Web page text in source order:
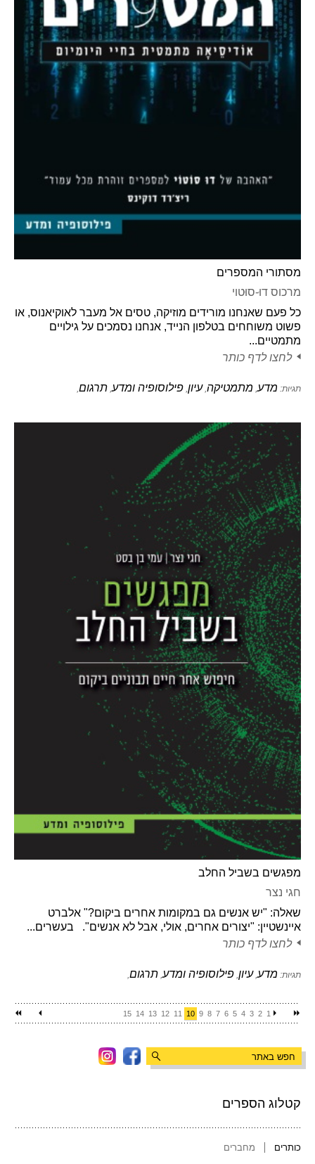
קטלוג הספרים
כותרים מחברים
מסתורי המספרים
מרכוס דוּ-סוּטוי
כל פעם שאנחנו מורידים מוזיקה, טסים אל מעבר לאוקיאנוס, או
פשוט משוחחים בטלפון הנייד, אנחנו נסמכים על גילויים
מתמטיים...
לחצו לדף כותר
תגיות: מדע, מתמטיקה,עיון, פילוסופיה ומדע, תרגום,
מפגשים בשביל החלב
חגי נצר
שאלה: "יש אנשים גם במקומות אחרים ביקום?" אלברט
איינשטיין: "יצורים אחרים, אולי, אבל לא אנשים". בעשרים...
לחצו לדף כותר
תגיות: מדע,עיון, פילוסופיה ומדע, תרגום,
1
2
3
4
5
6
7
8
9
10
11
12
13
14
15